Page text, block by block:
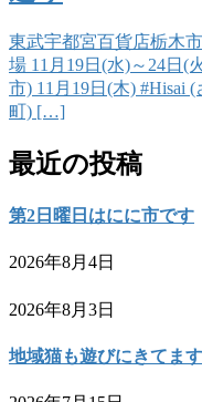
東武宇都宮百貨店栃木
場 11月19日(水)～24日(
市) 11月19日(木) #Hisai
町) […]
最近の投稿
第2日曜日はにに市です
2026年8月4日
2026年8月3日
地域猫も遊びにきてます